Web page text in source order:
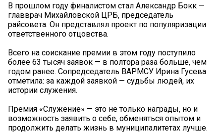
В прошлом году финалистом стал Александр Бокк —
главврач Михайловской ЦРБ, председатель
райсовета. Он представлял проект по популяризации
ответственного отцовства.
Всего на соискание премии в этом году поступило
более 63 тысяч заявок — в полтора раза больше, чем
годом ранее. Сопредседатель ВАРМСУ Ирина Гусева
отметила: за каждой заявкой — судьбы людей, их
истории служения.
Премия «Служение» — это не только награды, но и
возможность заявить о себе, обменяться опытом и
продолжить делать жизнь в муниципалитетах лучше.